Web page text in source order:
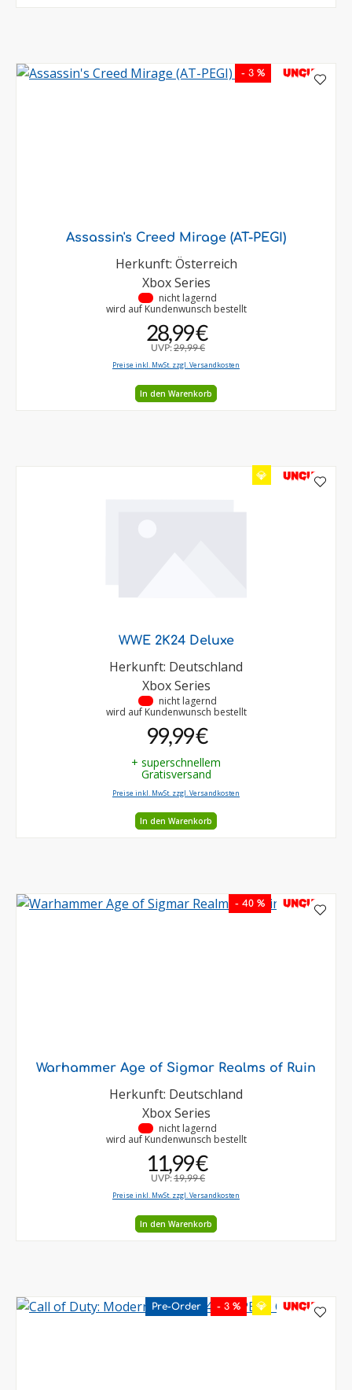
- 3 % UNCUT
Assassin's Creed Mirage (AT-PEGI)
Herkunft: Österreich
Xbox Series
nicht lagernd
wird auf Kundenwunsch bestellt
28,99 €
UVP:29,99 €
Preise inkl. MwSt. zzgl. Versandkosten
In den Warenkorb
💎 UNCUT
WWE 2K24 Deluxe
Herkunft: Deutschland
Xbox Series
nicht lagernd
wird auf Kundenwunsch bestellt
99,99 €
+ superschnellem
Gratisversand
Preise inkl. MwSt. zzgl. Versandkosten
In den Warenkorb
- 40 % UNCUT
Warhammer Age of Sigmar Realms of Ruin
Herkunft: Deutschland
Xbox Series
nicht lagernd
wird auf Kundenwunsch bestellt
11,99 €
UVP:19,99 €
Preise inkl. MwSt. zzgl. Versandkosten
In den Warenkorb
Pre-Order - 3 % 💎 UNCUT